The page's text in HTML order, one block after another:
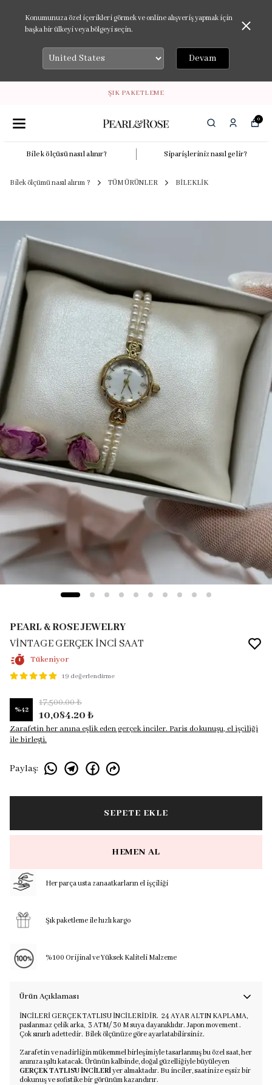
Konumunuza özel içerikleri görmek ve online alışveriş yapmak için
başka bir ülkeyi veya bölgeyi seçin.
Devam
ŞIK PAKETLEME
0
Bilek ölçüsü nasıl alınır? Siparişleriniz nasıl gelir?
Bilek ölçümü nasıl alırım ? TÜM ÜRÜNLER BİLEKLİK
PEARL & ROSE JEWELRY
VİNTAGE GERÇEK İNCİ SAAT
Tükeniyor
19 değerlendirme
%42
17,500.00 ₺
10,084.20 ₺
Zarafetin her anına eşlik eden gerçek inciler. Paris dokunuşu, el işçiliği
ile birleşti.
Paylaş:
SEPETE EKLE
HEMEN AL
Her parça usta zanaatkarların el işçiliği
Şık paketleme ile hızlı kargo
%100 Orijinal ve Yüksek Kaliteli Malzeme
Ürün Açıklaması
İNCİLERİ GERÇEK TATLISU İNCİLERİDİR. 24 AYAR ALTIN KAPLAMA,
paslanmaz çelik arka, 3 ATM/ 30 M suya dayanıklıdır. Japon movement .
Çok sınırlı adettedir. Bilek ölçünüze göre ayarlatabilirsiniz.
Zarafetin ve nadirliğin mükemmel birleşimiyle tasarlanmış bu özel saat, her
anınıza ışıltı katacak. Ürünün kalbinde, doğal güzelliğiyle büyüleyen
GERÇEK TATLISU İNCİLERİyer almaktadır. Bu inciler, saatinize eşsiz bir
dokunuş ve sofistike bir görünüm kazandırır.